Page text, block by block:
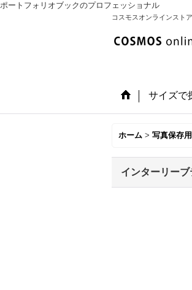
ポートフォリオブックのプロフェッショナル
コスモスオンラインスト
サイズで
ホーム > 写真保存
インターリー